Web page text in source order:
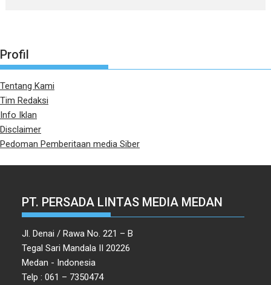
Profil
Tentang Kami
Tim Redaksi
Info Iklan
Disclaimer
Pedoman Pemberitaan media Siber
PT. PERSADA LINTAS MEDIA MEDAN
Jl. Denai / Rawa No. 221 – B
Tegal Sari Mandala II 20226
Medan - Indonesia
Telp : 061 – 7350474